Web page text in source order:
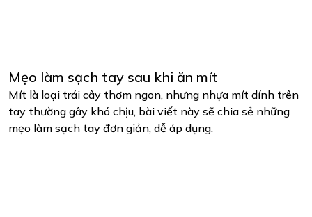
Mẹo làm sạch tay sau khi ăn mít
Mít là loại trái cây thơm ngon, nhưng nhựa mít dính trên
tay thường gây khó chịu, bài viết này sẽ chia sẻ những
mẹo làm sạch tay đơn giản, dễ áp dụng.